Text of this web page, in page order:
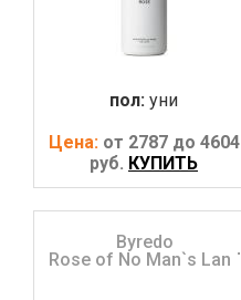
пол: уни
Цена: от 2787 до 4604
руб. КУПИТЬ
Byredo
Rose of No Man`s Land